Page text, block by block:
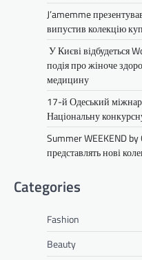
J’amemme
випустив колекцію
У Києві відбудеться
подія про жіноче
медицину
17-й Одеський
Національну
Summer WEEKEND
представлять нові
Categories
Fashion
Beauty